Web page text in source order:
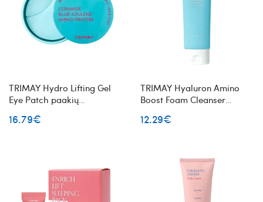
TRIMAY Hydro Lifting Gel
Eye Patch paakių
16.79€
TRIMAY Hyaluron Amino
Boost Foam Cleanser
prausimosi putos su
12.29€